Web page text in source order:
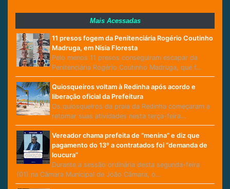
Mais Acessadas
11 presos fogem da Penitenciária Rogério Coutinho
Madruga, em Nísia Floresta
Pelo menos 11 presos conseguiram escapar da
Penitenciária Rogério Coutinho Madruga, que f…
Quiosqueiros voltam à Redinha após acordo e
liberação oficial da Prefeitura
Os quiosqueiros da praia da Redinha começaram a
retomar suas atividades nesta terça-feira…
Vereador chama prefeita de “menina” e diz que
pagamento do 13º a contratados foi “demanda de
loucura”
Durante a sessão ordinária desta segunda-feira
(01) na Câmara Municipal de João Câmara, o…